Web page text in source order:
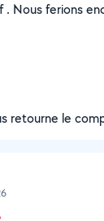
Nous ferions
retourne le